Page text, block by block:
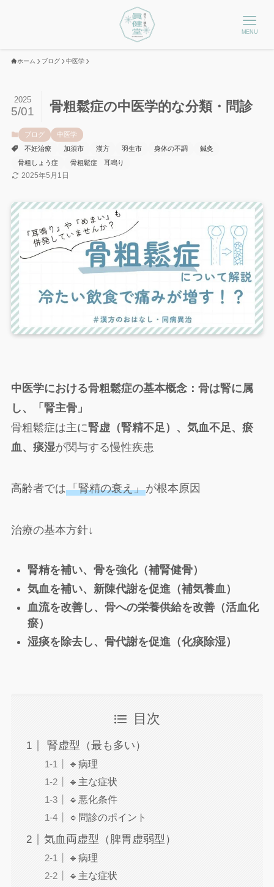
MENU
ホーム ブログ 中医学
骨粗鬆症の中医学的な分類・問診
2025
5/01
ブログ
中医学
不妊治療
加須市 漢方 羽生市 身体の不調
鍼灸
骨粗しょう症
骨粗鬆症 耳鳴り
2025年5月1日
中医学における骨粗鬆症の基本概念：骨は腎に属
し、「腎主骨」
骨粗鬆症は主に腎虚（腎精不足）、気血不足、瘀
血、痰湿が関与する慢性疾患
高齢者では「腎精の衰え」が根本原因
治療の基本方針↓
腎精を補い、骨を強化（補腎健骨）
気血を補い、新陳代謝を促進（補気養血）
血流を改善し、骨への栄養供給を改善（活血化
瘀）
湿痰を除去し、骨代謝を促進（化痰除湿）
目次
腎虚型（最も多い）
🔹病理
🔹主な症状
🔹悪化条件
🔹問診のポイント
気血両虚型（脾胃虚弱型）
🔹病理
🔹主な症状